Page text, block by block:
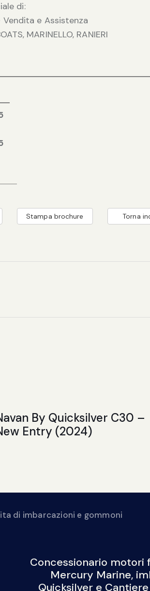
di:
Vendita e Assistenza
MARINELLO, RANIERI
Stampa brochure Torna
By Quicksilver C30 –
Entry (2024)
di imbarcazioni e gommoni
Concessionario motori
Mercury Marine,
Quicksilver e